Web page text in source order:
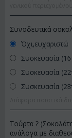
Συνοδευτικά
Όχι,ευχαριστώ
Συσκευασία
Συσκευασία
Συσκευασία
Τούρτα ?
ανάλογα με